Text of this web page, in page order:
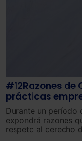
#12Razones de
prácticas
la cultura
Durante un período
expondrá razones
respeto al derecho